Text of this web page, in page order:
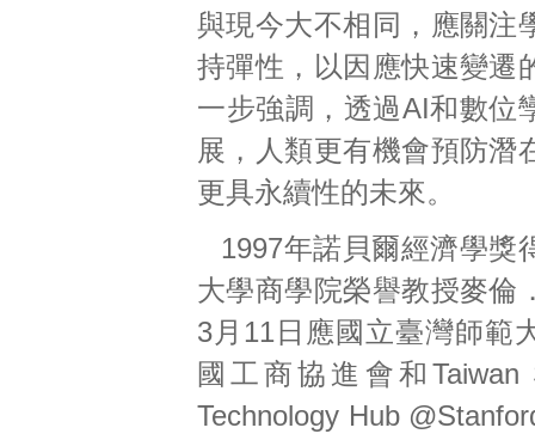
與現今大不相同，應關注
持彈性，以因應快速變遷
一步強調，透過AI和數位
展，人類更有機會預防潛
更具永續性的未來。
1997年諾貝爾經濟學獎
大學商學院榮譽教授麥倫
3月11日應國立臺灣師範
國工商協進會和Taiwan
Technology Hub